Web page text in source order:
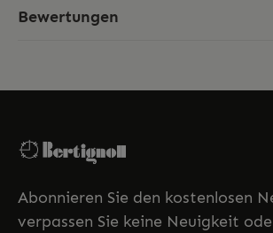
Bewertungen
Abonnieren Sie den kostenlosen
verpassen Sie keine Neuigkeit